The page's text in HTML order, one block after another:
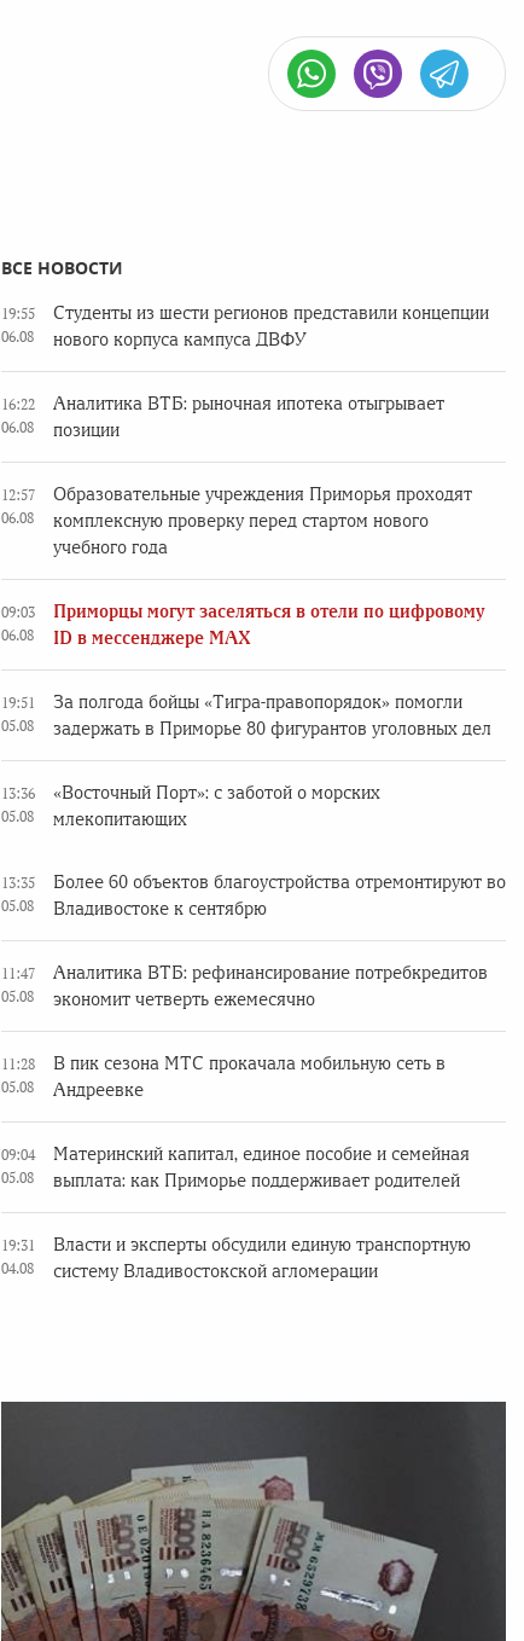
ВСЕ НОВОСТИ
19:55
06.08
Студенты из шести регионов представили концепции
нового корпуса кампуса ДВФУ
16:22
06.08
Аналитика ВТБ: рыночная ипотека отыгрывает
позиции
12:57
06.08
Образовательные учреждения Приморья проходят
комплексную проверку перед стартом нового
учебного года
09:03
06.08
Приморцы могут заселяться в отели по цифровому
ID в мессенджере MAX
19:51
05.08
За полгода бойцы «Тигра-правопорядок» помогли
задержать в Приморье 80 фигурантов уголовных дел
13:36
05.08
«Восточный Порт»: с заботой о морских
млекопитающих
13:35
05.08
Более 60 объектов благоустройства отремонтируют во
Владивостоке к сентябрю
11:47
05.08
Аналитика ВТБ: рефинансирование потребкредитов
экономит четверть ежемесячно
11:28
05.08
В пик сезона МТС прокачала мобильную сеть в
Андреевке
09:04
05.08
Материнский капитал, единое пособие и семейная
выплата: как Приморье поддерживает родителей
19:31
04.08
Власти и эксперты обсудили единую транспортную
систему Владивостокской агломерации